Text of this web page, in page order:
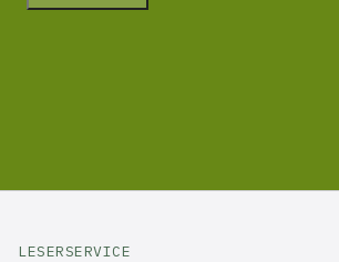
LESERSERVICE